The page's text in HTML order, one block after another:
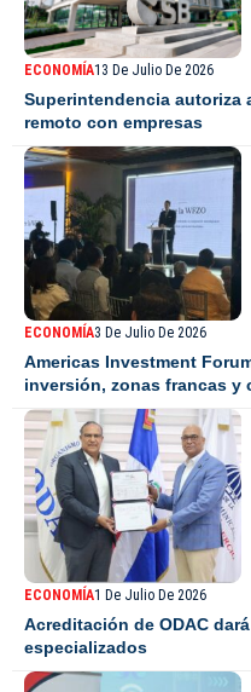
ECONOMÍA13 De Julio De 2026
Superintendencia autoriza
remoto con empresas
ECONOMÍA3 De Julio De 2026
Americas Investment
inversión, zonas francas y
ECONOMÍA1 De Julio De 2026
Acreditación de ODAC
especializados